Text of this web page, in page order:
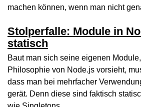
machen können, wenn man nicht
Stolperfalle: Module in
statisch
Baut man sich seine eigenen
Philosophie von Node.js vorsieht,
dass man bei mehrfacher
gerät. Denn diese sind faktisch